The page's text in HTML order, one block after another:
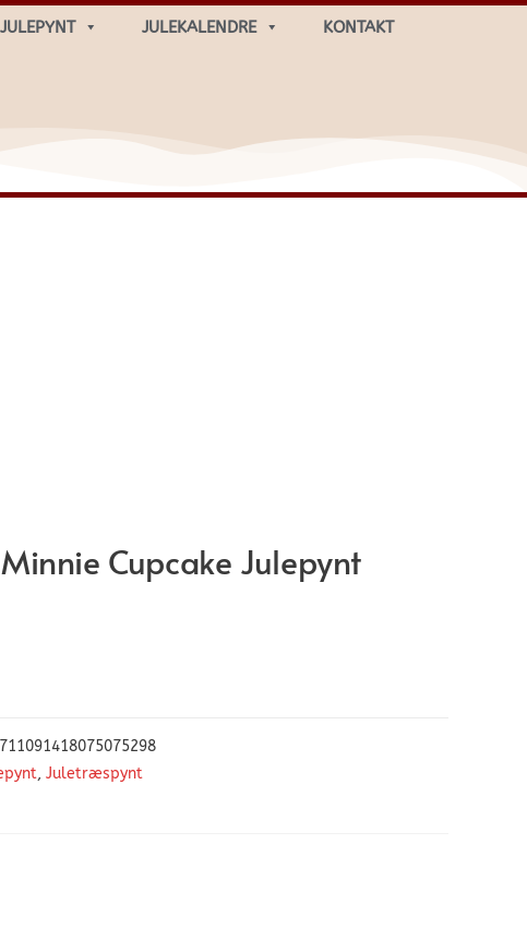
JULEPYNT JULEKALENDRE KONTAKT
Cupcake Julepynt
, Juletræspynt